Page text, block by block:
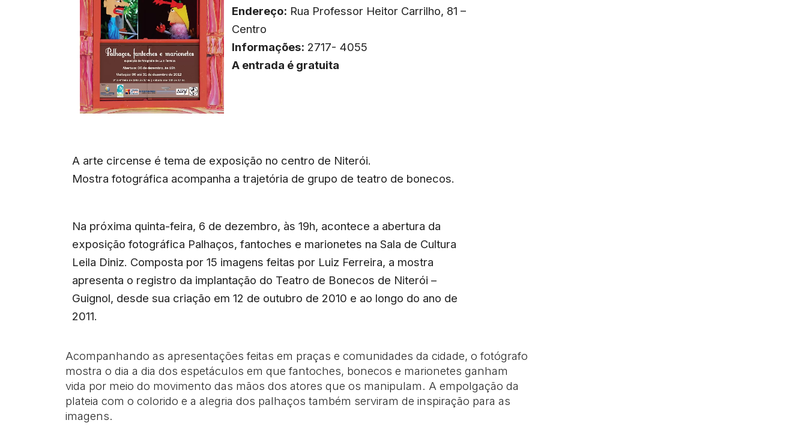
Endereço: Rua Professor Heitor Carrilho, 81 –
Centro
Informações: 2717- 4055
A entrada é gratuita
A arte circense é tema de exposição no centro de Niterói.
Mostra fotográfica acompanha a trajetória de grupo de teatro de bonecos.
Na próxima quinta-feira, 6 de dezembro, às 19h, acontece a abertura da
exposição fotográfica Palhaços, fantoches e marionetes na Sala de Cultura
Leila Diniz. Composta por 15 imagens feitas por Luiz Ferreira, a mostra
apresenta o registro da implantação do Teatro de Bonecos de Niterói –
Guignol, desde sua criação em 12 de outubro de 2010 e ao longo do ano de
2011.
Acompanhando as apresentações feitas em praças e comunidades da cidade, o fotógrafo
mostra o dia a dia dos espetáculos em que fantoches, bonecos e marionetes ganham
vida por meio do movimento das mãos dos atores que os manipulam. A empolgação da
plateia com o colorido e a alegria dos palhaços também serviram de inspiração para as
imagens.